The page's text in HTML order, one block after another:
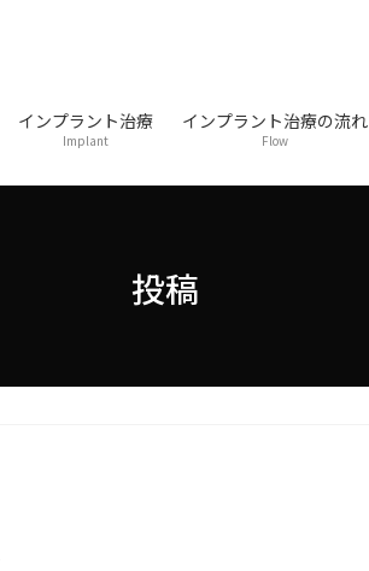
インプラント治療
Implant
インプラント治療の流れ
Flow
投稿